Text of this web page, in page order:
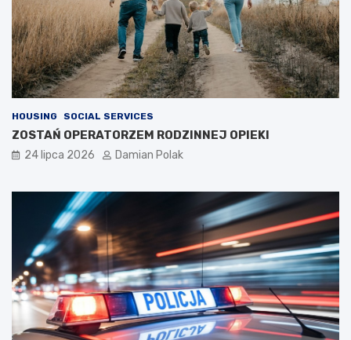
HOUSING SOCIAL SERVICES
ZOSTAŃ OPERATORZEM RODZINNEJ OPIEKI
24 lipca 2026 Damian Polak